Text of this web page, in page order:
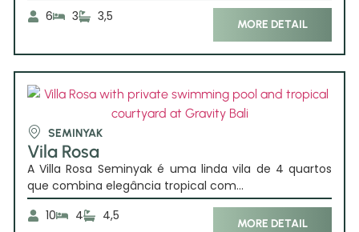
6
3 3,5
MORE DETAIL
SEMINYAK
Vila Rosa
A Villa Rosa Seminyak é uma linda vila de 4 quartos
que combina elegância tropical com...
10
4 4,5
MORE DETAIL